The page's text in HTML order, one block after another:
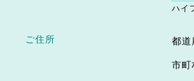
ハイ
ご住所 都道
市町